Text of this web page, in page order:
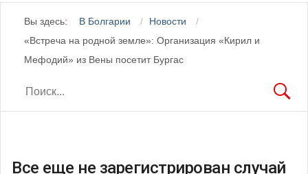
Вы здесь: В Болгарии
Новости
«Встреча на родной земле»: Организация «Кирил и
Мефодий» из Вены посетит Бургас
Все еще не зарегистрирован случай